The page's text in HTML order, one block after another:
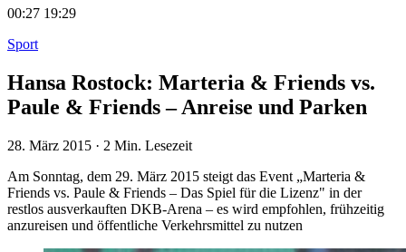
00:27 19:29
Sport
Hansa Rostock: Marteria & Friends vs.
Paule & Friends – Anreise und Parken
28. März 2015 · 2 Min. Lesezeit
Am Sonntag, dem 29. März 2015 steigt das Event „Marteria &
Friends vs. Paule & Friends – Das Spiel für die Lizenz" in der
restlos ausverkauften DKB-Arena – es wird empfohlen, frühzeitig
anzureisen und öffentliche Verkehrsmittel zu nutzen